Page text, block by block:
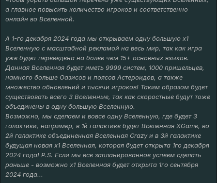
а главное повысить количество игроков и соответственно
онлайн во Вселенной.
А 1-го декабря 2024 года мы открываем одну большую х1
Вселенную с масштабной рекламой на весь мир, так как игра
уже будет переведена на более чем 15+ основных языков.
Данная Вселенная будет иметь 9999 систем, 1000 пришельцев,
намного больше Оазисов и поясов Астероидов, а также
множество обновлений и тысячи игроков! Таким образом будет
существовать всего 3 Вселенные, так как скоростные будут тоже
объединены в одну большую Вселенную.
Возможно, мы сделаем и вовсе одну Вселенную, где будет 3
галактики, например, в 1й галактике будет Вселенная XGame, во
2й галактике объединенная Вселенная Crazy и в 3й галактике
будущая новая х1 Вселенная, которая будет открыта 1го декабря
2024 года! P.S. Если мы все запланированное успеем сделать
раньше - возможно х1 Вселенная будет открыта 1го сентября
2024 года...